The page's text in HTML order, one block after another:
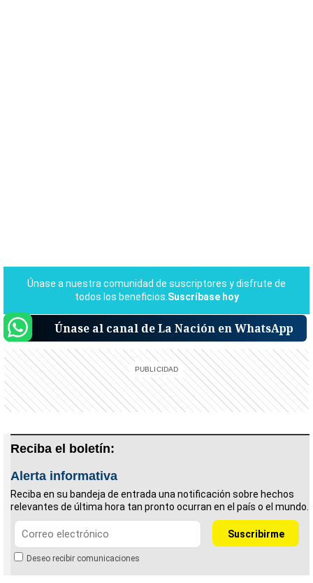
Únase al canal de La Nación en WhatsApp
Reciba el boletín:
Alerta informativa
Reciba en su bandeja de entrada una notificación sobre hechos
relevantes de última hora tan pronto ocurran en el país o el mundo.
Deseo recibir comunicaciones